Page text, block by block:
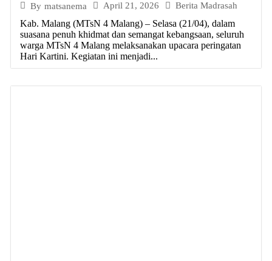
By matsanema April 21, 2026 Berita Madrasah
Kab. Malang (MTsN 4 Malang) – Selasa (21/04), dalam
suasana penuh khidmat dan semangat kebangsaan, seluruh
warga MTsN 4 Malang melaksanakan upacara peringatan
Hari Kartini. Kegiatan ini menjadi...